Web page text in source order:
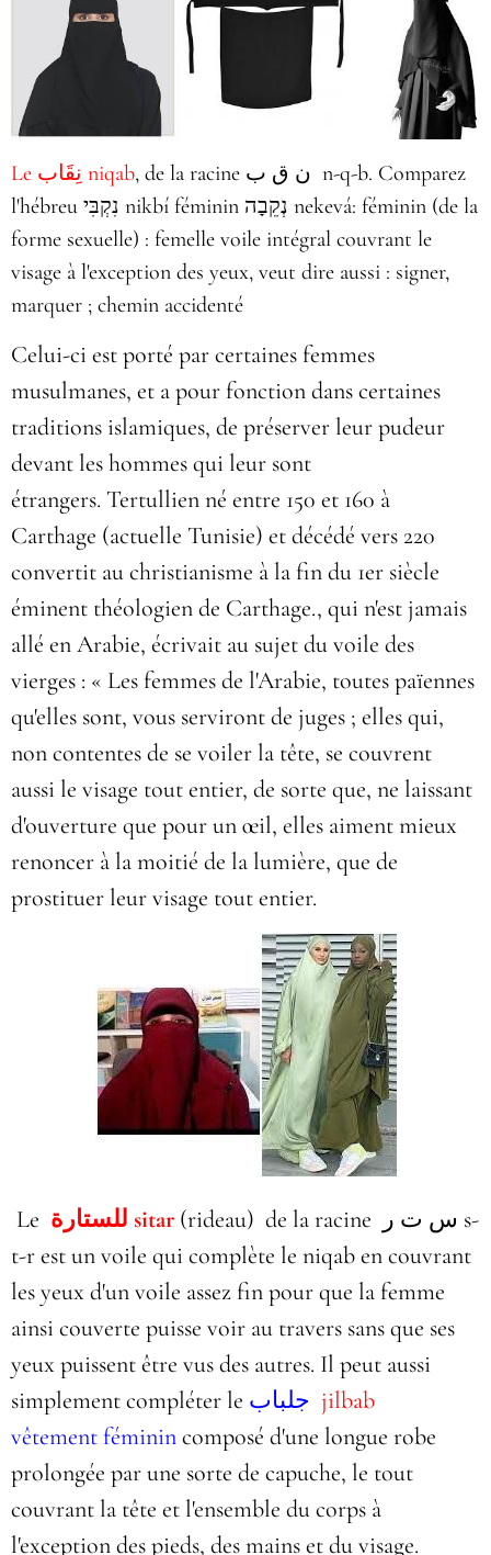
Le نِقَاب niqab, de la racine ن ق ب‎ n-q-b. Comparez
l'hébreu נִקְבִּי‎ nikbí féminin נְקֵבָה nekevá: féminin (de la
forme sexuelle) : femelle voile intégral couvrant le
visage à l'exception des yeux, veut dire aussi : signer,
marquer ; chemin accidenté
Celui-ci est porté par certaines femmes
musulmanes, et a pour fonction dans certaines
traditions islamiques, de préserver leur pudeur
devant les hommes qui leur sont
étrangers. Tertullien né entre 150 et 160 à
Carthage (actuelle Tunisie) et décédé vers 220
convertit au christianisme à la fin du 1er siècle
éminent théologien de Carthage., qui n'est jamais
allé en Arabie, écrivait au sujet du voile des
vierges : « Les femmes de l'Arabie, toutes païennes
qu'elles sont, vous serviront de juges ; elles qui,
non contentes de se voiler la tête, se couvrent
aussi le visage tout entier, de sorte que, ne laissant
d'ouverture que pour un œil, elles aiment mieux
renoncer à la moitié de la lumière, que de
prostituer leur visage tout entier.
Le للستارة sitar (rideau) de la racine س ت ر‎ s-
t-r est un voile qui complète le niqab en couvrant
les yeux d'un voile assez fin pour que la femme
ainsi couverte puisse voir au travers sans que ses
yeux puissent être vus des autres. Il peut aussi
simplement compléterle جلباب jilbab
vêtement féminincomposé d'une longue robe
prolongée par une sorte de capuche, le tout
couvrant la tête et l'ensemble du corps à
l'exception des pieds, des mains et du visage.